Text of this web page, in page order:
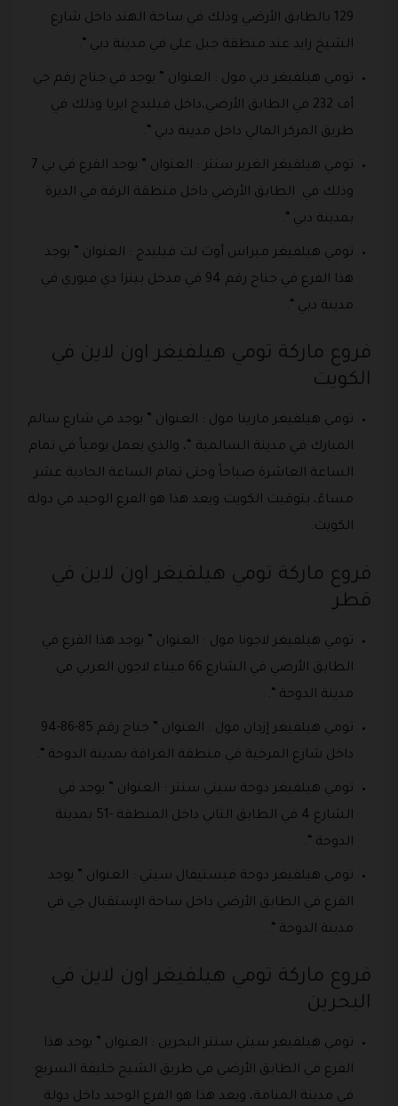
129 بالطابق الأرضي وذلك في ساحة الهند داخل شارع
الشيخ زايد عند منطقة جبل علي في مدينة دبي “.
تومي هيلفيغر دبي مول : العنوان ” يوجد في جناح رقم جي
أف 232 في الطابق الأرضي،داخل فيليدج ايريا وذلك في
طريق المركز المالي داخل مدينة دبي “.
تومي هيلفيغر الغرير سنتر : العنوان ” يوجد الفرع في بي 7
وذلك في الطابق الأرضي داخل منطقة الرقة في الديرة
بمدينة دبي “.
تومي هيلفيغر ميراس أوت لت فيليدج : العنوان ” يوجد
هذا الفرع في جناح رقم 94 في مدخل بيتزا دي فيوري في
مدينة دبي “.
فروع ماركة تومي هيلفيغر اون لاين في
الكويت
تومي هيلفيغر مارينا مول : العنوان ” يوجد في شارع سالم
المبارك في مدينة السالمية “، والذي يعمل يومياً في تمام
الساعة العاشرة صباحاً وحتى تمام الساعة الحادية عشر
مساءً، بتوقيت الكويت ويعد هذا هو الفرع الوحيد في دولة
الكويت.
فروع ماركة تومي هيلفيغر اون لاين في
قطر
تومي هيلفيغر لاجونا مول : العنوان ” يوجد هذا الفرع في
الطابق الأرضي في الشارع 66 ميناء لاجون الغربي في
مدينة الدوحة “.
تومي هيلفيغر إزدان مول : العنوان ” جناح رقم 85-86-94
داخل شارع المرخية في منطقة الغرافة بمدينة الدوحة “.
تومي هيلفيغر دوحة سيتي سنتر : العنوان ” يوجد في
الشارع 4 في الطابق الثاني داخل المنطقة -51 بمدينة
الدوحة “.
تومي هيلفيغر دوحة فيستيفال سيتي : العنوان ” يوجد
الفرع في الطابق الأرضي داخل ساحة الإستقبال جي في
مدينة الدوحة “.
فروع ماركة تومي هيلفيغر اون لاين في
البحرين
تومي هيلفيغر سيتي سنتر البحرين : العنوان ” يوجد هذا
الفرع في الطابق الأرضي في طريق الشيخ خليفة السريع
في مدينة المنامة، ويعد هذا هو الفرع الوحيد داخل دولة